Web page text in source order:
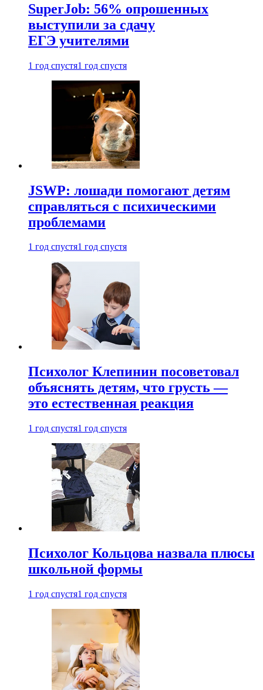
SuperJob: 56% опрошенных
выступили за сдачу
ЕГЭ учителями
1 год спустя1 год спустя
JSWP: лошади помогают детям
справляться с психическими
проблемами
1 год спустя1 год спустя
Психолог Клепинин посоветовал
объяснять детям, что грусть —
это естественная реакция
1 год спустя1 год спустя
Психолог Кольцова назвала плюсы
школьной формы
1 год спустя1 год спустя